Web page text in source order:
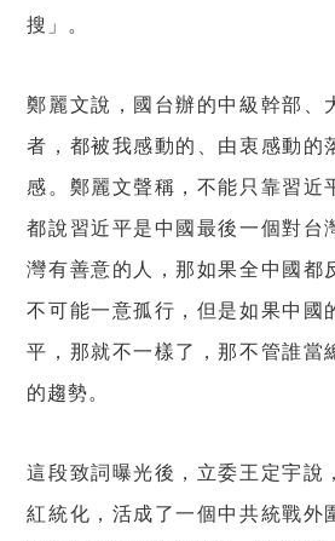
搜」。
鄭麗文說，國台辦的中級幹部、
者，都被我感動的、由衷感動的
感。鄭麗文聲稱，不能只靠習近
都說習近平是中國最後一個對台
灣有善意的人，那如果全中國都
不可能一意孤行，但是如果中國
平，那就不一樣了，那不管誰當
的趨勢。
這段致詞曝光後，立委王定宇說，
紅統化，活成了一個中共統戰外